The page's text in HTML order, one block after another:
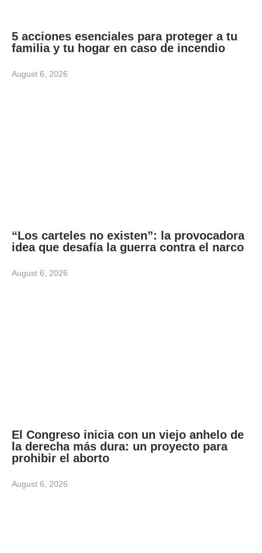
5 acciones esenciales para proteger a tu
familia y tu hogar en caso de incendio
August 6, 2026
“Los carteles no existen”: la provocadora
idea que desafía la guerra contra el narco
August 6, 2026
El Congreso inicia con un viejo anhelo de
la derecha más dura: un proyecto para
prohibir el aborto
August 6, 2026